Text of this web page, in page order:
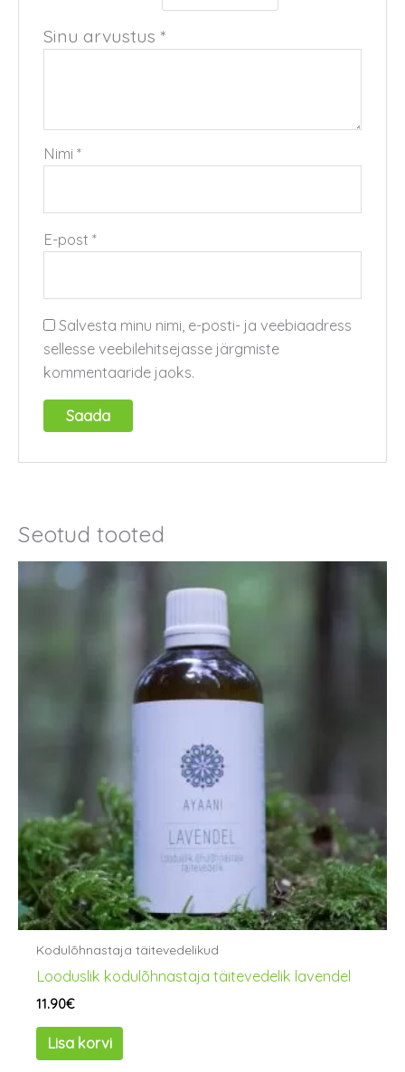
Sinu arvustus *
Nimi*
E-post*
Salvesta minu nimi, e-posti- ja veebiaadress
sellesse veebilehitsejasse järgmiste
kommentaaride jaoks.
Seotud tooted
Kodulõhnastaja täitevedelikud
Looduslik kodulõhnastaja täitevedelik lavendel
11.90€
Lisa korvi